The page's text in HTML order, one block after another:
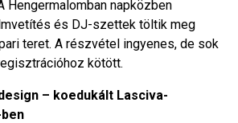
Hengermalomban napközben
és DJ-szettek töltik meg
teret. A részvétel ingyenes, de sok
kötött.
– koedukált Lasciva-